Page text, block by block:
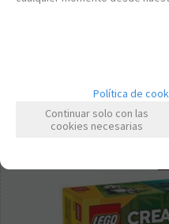
Política de
Continuar solo con las
cookies necesarias